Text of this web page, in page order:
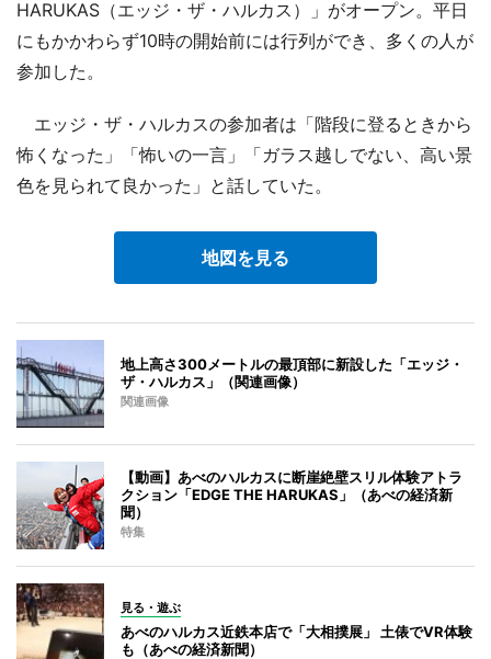
HARUKAS（エッジ・ザ・ハルカス）」がオープン。平日
にもかかわらず10時の開始前には行列ができ、多くの人が
参加した。
エッジ・ザ・ハルカスの参加者は「階段に登るときから
怖くなった」「怖いの一言」「ガラス越しでない、高い景
色を見られて良かった」と話していた。
地図を見る
地上高さ300メートルの最頂部に新設した「エッジ・
ザ・ハルカス」（関連画像）
関連画像
【動画】あべのハルカスに断崖絶壁スリル体験アトラ
クション「EDGE THE HARUKAS」（あべの経済新
聞）
特集
見る・遊ぶ
あべのハルカス近鉄本店で「大相撲展」 土俵でVR体験
も（あべの経済新聞）